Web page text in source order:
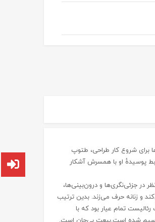
برای شروع کار طراحی، طتوپ
پوسیدهٔ او با همسرش آشکار
در جزئی‌نگری‌ها و درون‌بینی‌ها،
و زنانه حرف می‌زند. بدین ترتیب
تمام عیار بود که با